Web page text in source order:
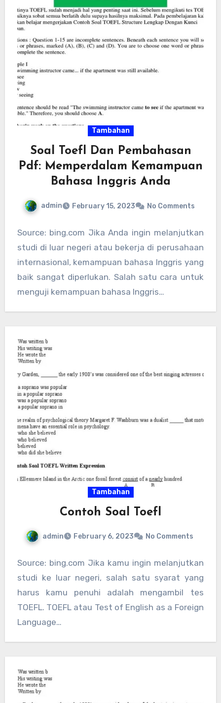
Tambahan
Soal Toefl Dan Pembahasan
Pdf: Memperdalam Kemampuan
Bahasa Inggris Anda
admin February 15, 2023 No Comments
Source: bing.com Jika Anda ingin melanjutkan
studi di luar negeri atau bekerja di perusahaan
internasional, kemampuan bahasa Inggris yang
baik sangat diperlukan. Salah satu cara untuk
menguji kemampuan bahasa Inggris…
Tambahan
Contoh Soal Toefl
admin February 6, 2023 No Comments
Source: bing.com Jika kamu ingin melanjutkan
studi ke luar negeri, salah satu syarat yang
harus kamu penuhi adalah mengambil tes
TOEFL. TOEFL atau Test of English as a Foreign
Language…